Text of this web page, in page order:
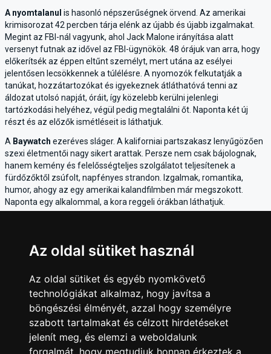
A nyomtalanul is hasonló népszerűségnek örvend. Az amerikai
krimisorozat 42 percben tárja elénk az újabb és újabb izgalmakat.
Megint az FBI-nál vagyunk, ahol Jack Malone irányítása alatt
versenyt futnak az idővel az FBI-ügynökök. 48 órájuk van arra, hogy
előkerítsék az éppen eltűnt személyt, mert utána az esélyei
jelentősen lecsökkennek a túlélésre. A nyomozók felkutatják a
tanúkat, hozzátartozókat és igyekeznek átláthatóvá tenni az
áldozat utolsó napját, óráit, így közelebb kerülni jelenlegi
tartózkodási helyéhez, végül pedig megtalálni őt. Naponta két új
részt és az előzők ismétléseit is láthatjuk.
A Baywatch ezeréves sláger. A kaliforniai partszakasz lenyűgözően
szexi életmentői nagy sikert arattak. Persze nem csak bájolognak,
hanem kemény és felelősségteljes szolgálatot teljesítenek a
fürdőzőktől zsúfolt, napfényes strandon. Izgalmak, romantika,
humor, ahogy az egy amerikai kalandfilmben már megszokott.
Naponta egy alkalommal, a kora reggeli órákban láthatjuk.
között. Aki szereti a spontán humort, az értékelni fogja a sorozatot.
A kandikamerás részek naponta 1-2 alkalommal a hajnali órákban
Cool TV gondoskodik műsoraival a teljes kikapcsolódásról,
szórakoztat és időnként az adrenalinszintet is a magasba emeli.
Az oldal sütiket használ
Az oldal sütiket és egyéb nyomkövető
technológiákat alkalmaz, hogy javítsa a
böngészési élményét, azzal hogy személyre
szabott tartalmakat és célzott hirdetéseket
jelenít meg, és elemzi a weboldalunk
forgalmát, hogy megtudjuk honnan érkeztek a